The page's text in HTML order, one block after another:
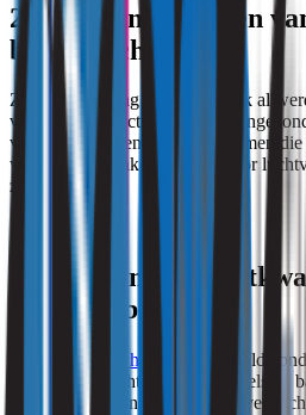
2. Wat zijn oorzaken
binnenlucht?
Zoals in de vraag hierboven ook al
verschillende factoren die een
veroorzaken. Een aantal problemen
woningen tegenkomt en die voor
zijn:
Slechte binnen
Vochtproblemen:
vocht in huis
(bijvoorbeeld
optrekkend vocht) trekt schimmels en
sporen de binnenluchtkwaliteit